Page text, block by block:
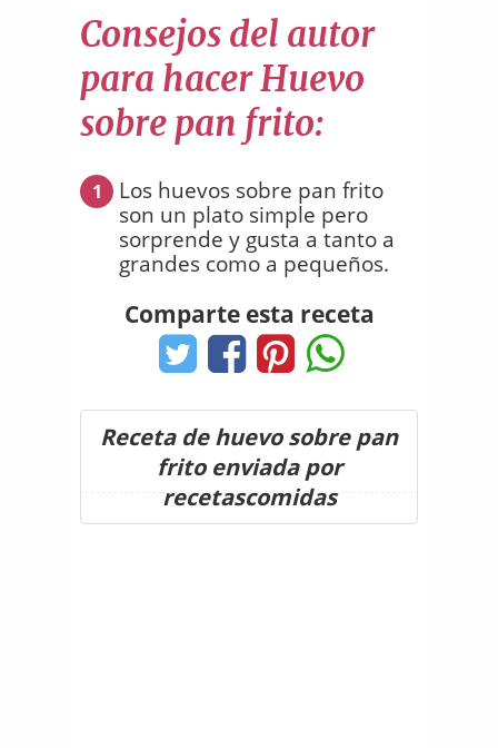
Consejos del autor
para hacer Huevo
sobre pan frito:
1
Los huevos sobre pan frito
son un plato simple pero
sorprende y gusta a tanto a
grandes como a pequeños.
Comparte esta receta
Receta de huevo sobre pan
frito enviada por
recetascomidas